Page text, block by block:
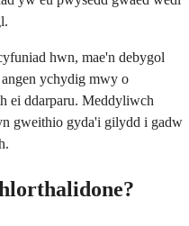
hwn, mae'n debygol
ychydig mwy o
ei ddarparu. Meddyliwch
gweithio gyda'i gilydd i gadw